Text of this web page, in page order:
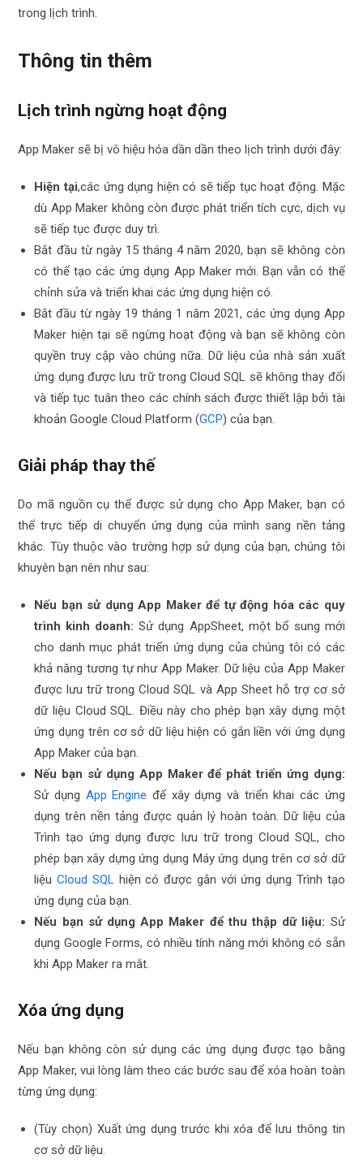
trong lịch trình.
Thông tin thêm
Lịch trình ngừng hoạt động
App Maker sẽ bị vô hiệu hóa dần dần theo lịch trình dưới đây:
Hiện tại,các ứng dụng hiện có sẽ tiếp tục hoạt động. Mặc
dù App Maker không còn được phát triển tích cực, dịch vụ
sẽ tiếp tục được duy trì.
Bắt đầu từ ngày 15 tháng 4 năm 2020, bạn sẽ không còn
có thể tạo các ứng dụng App Maker mới. Bạn vẫn có thể
chỉnh sửa và triển khai các ứng dụng hiện có.
Bắt đầu từ ngày 19 tháng 1 năm 2021, các ứng dụng App
Maker hiện tại sẽ ngừng hoạt động và bạn sẽ không còn
quyền truy cập vào chúng nữa. Dữ liệu của nhà sản xuất
ứng dụng được lưu trữ trong Cloud SQL sẽ không thay đổi
và tiếp tục tuân theo các chính sách được thiết lập bởi tài
khoản Google Cloud Platform (GCP) của bạn.
Giải pháp thay thế
Do mã nguồn cụ thể được sử dụng cho App Maker, bạn có
thể trực tiếp di chuyển ứng dụng của mình sang nền tảng
khác. Tùy thuộc vào trường hợp sử dụng của bạn, chúng tôi
khuyên bạn nên như sau:
Nếu bạn sử dụng App Maker để tự động hóa các quy
trình kinh doanh:Sử dụng AppSheet, một bổ sung mới
cho danh mục phát triển ứng dụng của chúng tôi có các
khả năng tương tự như App Maker. Dữ liệu của App Maker
được lưu trữ trong Cloud SQL và App Sheet hỗ trợ cơ sở
dữ liệu Cloud SQL. Điều này cho phép bạn xây dựng một
ứng dụng trên cơ sở dữ liệu hiện có gắn liền với ứng dụng
App Maker của bạn.
Nếu bạn sử dụng App Maker để phát triển ứng dụng:
Sử dụng App Engine để xây dựng và triển khai các ứng
dụng trên nền tảng được quản lý hoàn toàn. Dữ liệu của
Trình tạo ứng dụng được lưu trữ trong Cloud SQL, cho
phép bạn xây dựng ứng dụng Máy ứng dụng trên cơ sở dữ
liệuCloud SQL hiện có được gắn với ứng dụng Trình tạo
ứng dụng của bạn.
Nếu bạn sử dụng App Maker để thu thập dữ liệu: Sử
dụng Google Forms, có nhiều tính năng mới không có sẵn
khi App Maker ra mắt.
Xóa ứng dụng
Nếu bạn không còn sử dụng các ứng dụng được tạo bằng
App Maker, vui lòng làm theo các bước sau để xóa hoàn toàn
từng ứng dụng:
(Tùy chọn) Xuất ứng dụng trước khi xóa để lưu thông tin
cơ sở dữ liệu.